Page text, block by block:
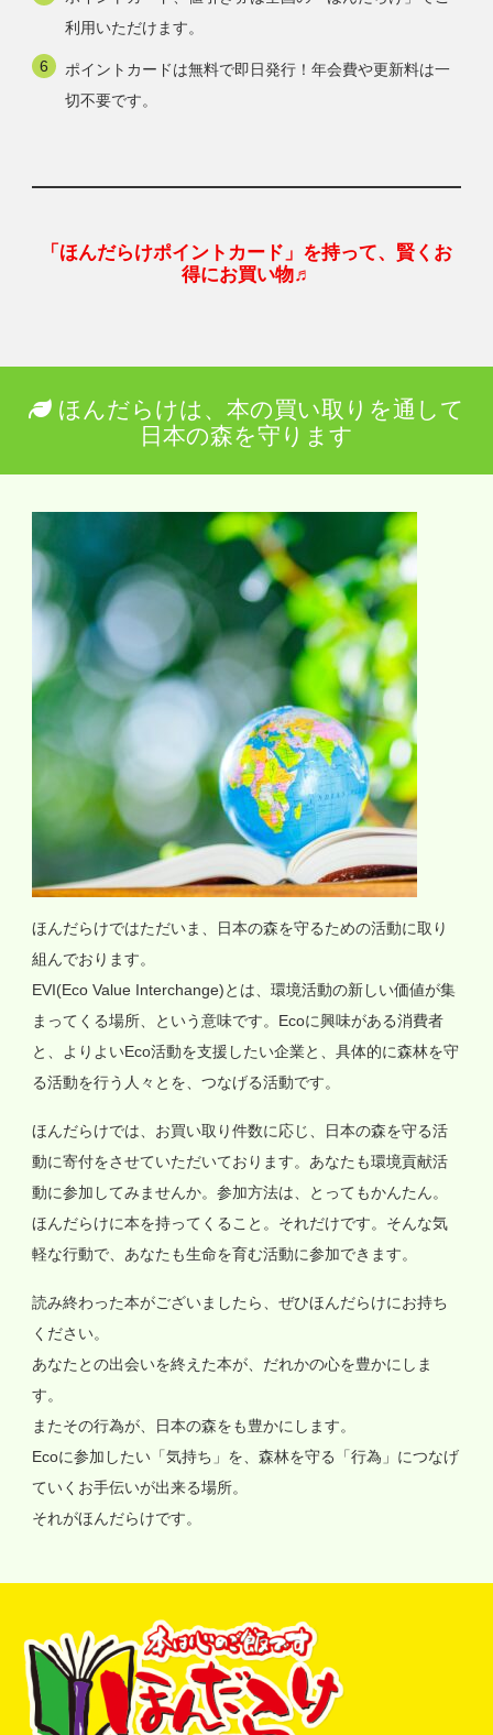
利用いただけます。
ポイントカードは無料で即日発行！年会費や更新料は一
切不要です。
「ほんだらけポイントカード」を持って、賢くお
得にお買い物♬
ほんだらけは、本の買い取りを通して
日本の森を守ります
ほんだらけではただいま、日本の森を守るための活動に取り
組んでおります。
EVI(Eco Value Interchange)とは、環境活動の新しい価値が集
まってくる場所、という意味です。Ecoに興味がある消費者
と、よりよいEco活動を支援したい企業と、具体的に森林を守
る活動を行う人々とを、つなげる活動です。
ほんだらけでは、お買い取り件数に応じ、日本の森を守る活
動に寄付をさせていただいております。あなたも環境貢献活
動に参加してみませんか。参加方法は、とってもかんたん。
ほんだらけに本を持ってくること。それだけです。そんな気
軽な行動で、あなたも生命を育む活動に参加できます。
読み終わった本がございましたら、ぜひほんだらけにお持ち
ください。
あなたとの出会いを終えた本が、だれかの心を豊かにしま
す。
またその行為が、日本の森をも豊かにします。
Ecoに参加したい「気持ち」を、森林を守る「行為」につなげ
ていくお手伝いが出来る場所。
それがほんだらけです。